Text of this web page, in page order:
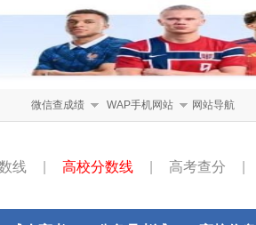
微信查成绩 WAP手机网站 网站导航
线 高校分数线 高考查分